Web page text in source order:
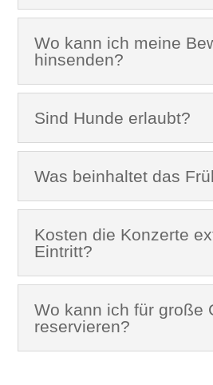
Wo kann ich meine
hinsenden?
Sind Hunde erlaubt?
Was beinhaltet das
Kosten die Konzerte
Eintritt?
Wo kann ich für große
reservieren?